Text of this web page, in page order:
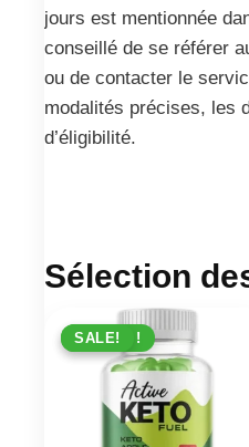
jours est mentionnée
conseillé de se référer
ou de contacter le
modalités précises, les
d’éligibilité.
Sélection
PROMO !
SALE!